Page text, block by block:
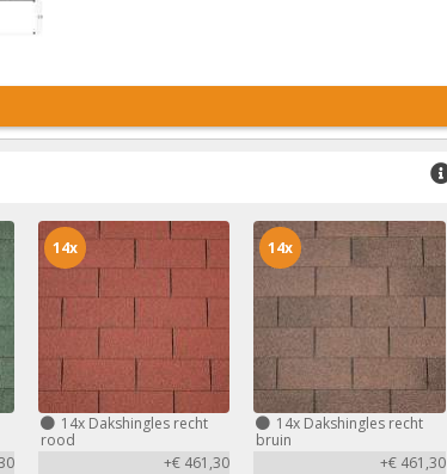
14xDakshingles recht
rood
+€ 461,30
14x
14x Dakshingles recht
bruin
+€ 461,30
14x